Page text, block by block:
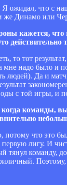
Я ожидал, что с
же Динамо или
кажется,
действительно
то тот
мне надо было и
людей). Да и
с той игры, и
команды,
потому что это
лигу. И
тянул